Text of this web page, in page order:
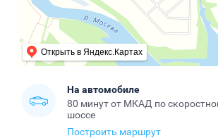
Открыть в Яндекс.Картах
На автомобиле
80 минут от МКАД по
шоссе
Построить маршрут